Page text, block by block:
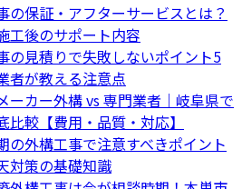
の保証・アフターサービスとは？
工後のサポート内容
の見積りで失敗しないポイント5
者が教える注意点
ーカー外構 vs 専門業者｜岐阜県で
比較【費用・品質・対応】
の外構工事で注意すべきポイント
対策の基礎知識